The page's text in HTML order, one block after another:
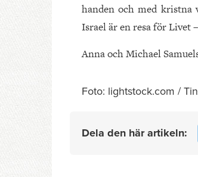
handen och med kristna
Israel är en resa för Livet –
Anna och Michael
Foto: lightstock.com /
Dela den här artikeln: